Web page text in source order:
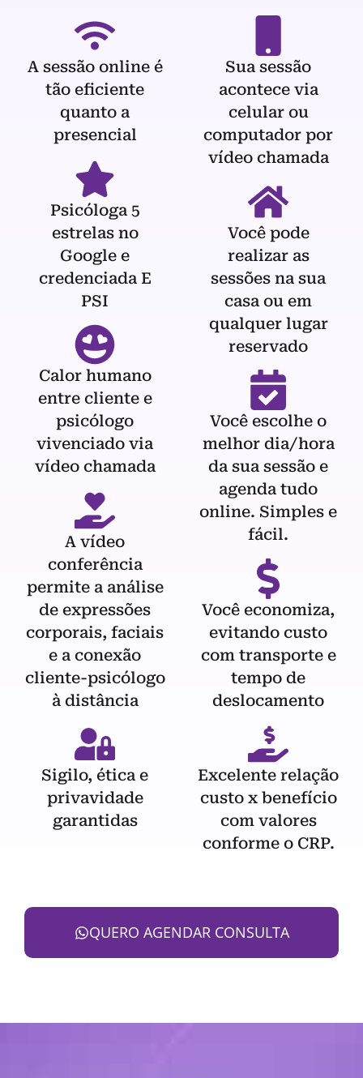
A sessão online é
tão eficiente
quanto a
presencial
Psicóloga 5
estrelas no
Google e
credenciada E
PSI
Calor humano
entre cliente e
psicólogo
vivenciado via
vídeo chamada
A vídeo
conferência
permite a análise
de expressões
corporais, faciais
e a conexão
cliente-psicólogo
à distância
Sigilo, ética e
privavidade
garantidas
Sua sessão
acontece via
celular ou
computador por
vídeo chamada
Você pode
realizar as
sessões na sua
casa ou em
qualquer lugar
reservado
Você escolhe o
melhor dia/hora
da sua sessão e
agenda tudo
online. Simples e
fácil.
Você economiza,
evitando custo
com transporte e
tempo de
deslocamento
Excelente relação
custo x benefício
com valores
conforme o CRP.
QUERO AGENDAR CONSULTA